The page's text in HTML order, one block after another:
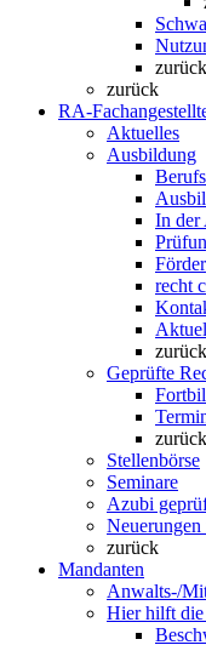
zurück
zurück
RA-
Aktuelles
Ausbildung
In der
recht
zurück
Geprüfte
zurück
Stellenbörse
Seminare
Azubi
zurück
Mandanten
Anwalts-/
Hier hilft